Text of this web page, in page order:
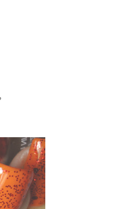
GLITTER ADDICT ANIMATE